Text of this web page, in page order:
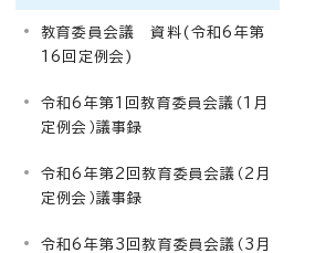
教育委員会議 資料(令和6年第
16回定例会)
令和6年第1回教育委員会議（1月
定例会）議事録
令和6年第2回教育委員会議（2月
定例会）議事録
令和6年第3回教育委員会議（3月